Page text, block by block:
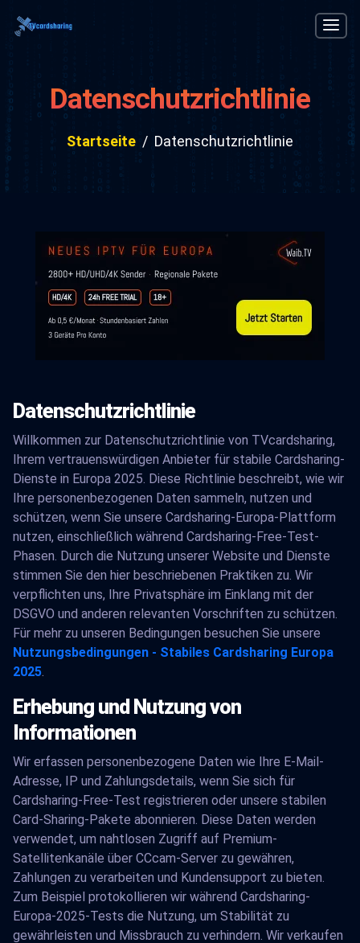
Datenschutzrichtlinie
Startseite Datenschutzrichtlinie
Datenschutzrichtlinie
Willkommen zur Datenschutzrichtlinie von TVcardsharing,
Ihrem vertrauenswürdigen Anbieter für stabile Cardsharing-
Dienste in Europa 2025. Diese Richtlinie beschreibt, wie wir
Ihre personenbezogenen Daten sammeln, nutzen und
schützen, wenn Sie unsere Cardsharing-Europa-Plattform
nutzen, einschließlich während Cardsharing-Free-Test-
Phasen. Durch die Nutzung unserer Website und Dienste
stimmen Sie den hier beschriebenen Praktiken zu. Wir
verpflichten uns, Ihre Privatsphäre im Einklang mit der
DSGVO und anderen relevanten Vorschriften zu schützen.
Für mehr zu unseren Bedingungen besuchen Sie unsere
Nutzungsbedingungen - Stabiles Cardsharing Europa
2025.
Erhebung und Nutzung von
Informationen
Wir erfassen personenbezogene Daten wie Ihre E-Mail-
Adresse, IP und Zahlungsdetails, wenn Sie sich für
Cardsharing-Free-Test registrieren oder unsere stabilen
Card-Sharing-Pakete abonnieren. Diese Daten werden
verwendet, um nahtlosen Zugriff auf Premium-
Satellitenkanäle über CCcam-Server zu gewähren,
Zahlungen zu verarbeiten und Kundensupport zu bieten.
Zum Beispiel protokollieren wir während Cardsharing-
Europa-2025-Tests die Nutzung, um Stabilität zu
gewährleisten und Missbrauch zu verhindern. Wir verkaufen